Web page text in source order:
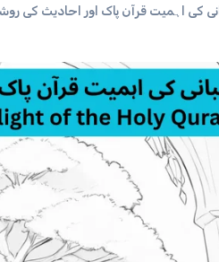
کی اہمیت قرآن پاک اور احادیث کی